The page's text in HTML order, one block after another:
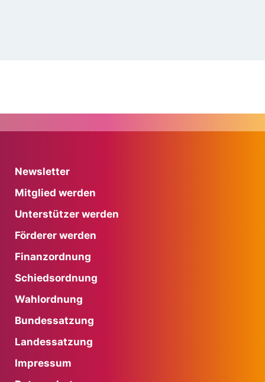
Newsletter
Mitglied werden
Unterstützer werden
Förderer werden
Finanzordnung
Schiedsordnung
Wahlordnung
Bundessatzung
Landessatzung
Impressum